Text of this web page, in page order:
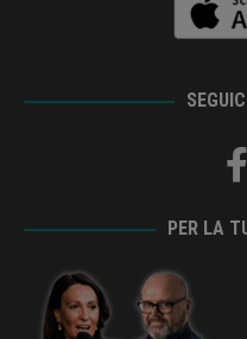
PER LA